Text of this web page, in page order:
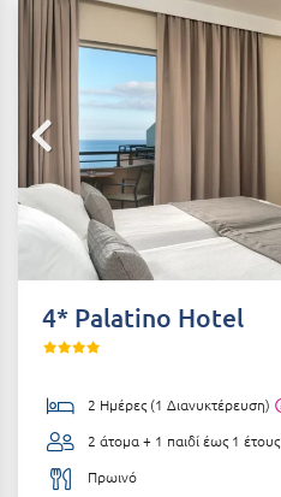
Αιδηψός
Αλεξανδρούπολη
Αλισσός Αχαΐας
Αλόννησος
Αμαλιάδα
Αμάρυνθος
Αμφίκλεια
Άνδρος
Αντίπαρος
ΤΎΠΟΣ ΔΙΑΤΡΟΦΉΣ
Διαμονή Μόνο
Πρωινό
Ημιδιατροφή
Ημιδιατροφή + Ποτά
Πλήρης Διατροφή
Ένα Γεύμα
ΤΎΠΟΣ ΚΑΤΑΛΎΜΑΤΟΣ
Ξενοδοχεία 1 Αστέρι
4* Palatino Hotel
2 Ημέρες (1 Διανυκτέρευση)
2 άτομα + 1 παιδί έως 1 έτους
Πρωινό